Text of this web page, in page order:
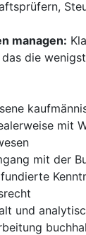
managen:
die
mit
mit der
und